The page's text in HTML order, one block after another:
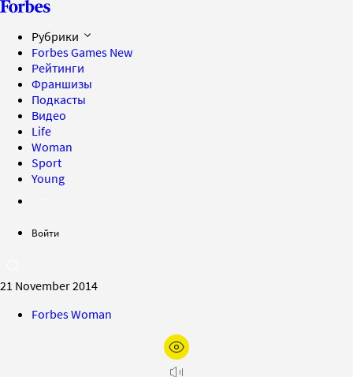
Рубрики
Forbes Games New
Рейтинги
Франшизы
Подкасты
Видео
Life
Woman
Sport
Young
Войти
21 November 2014
Forbes Woman